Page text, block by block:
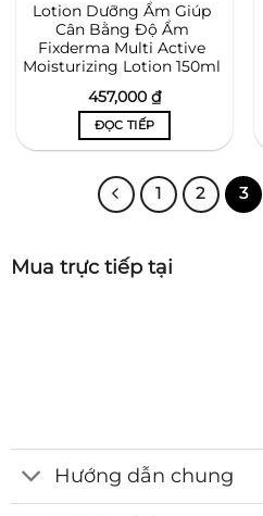
Lotion Dưỡng Ẩm Giúp
Cân Bằng Độ Ẩm
Fixderma Multi Active
Moisturizing Lotion 150ml
457,000 ₫
ĐỌC TIẾP
1 2 3
Mua trực tiếp tại
Hướng dẫn chung